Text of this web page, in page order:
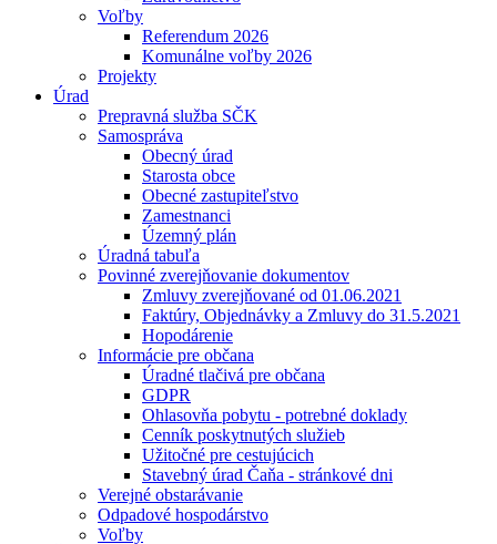
Voľby
Referendum 2026
Komunálne voľby 2026
Projekty
Úrad
Prepravná služba SČK
Samospráva
Obecný úrad
Starosta obce
Obecné zastupiteľstvo
Zamestnanci
Územný plán
Úradná tabuľa
Povinné zverejňovanie dokumentov
Zmluvy zverejňované od 01.06.2021
Faktúry, Objednávky a Zmluvy do 31.5.2021
Hopodárenie
Informácie pre občana
Úradné tlačivá pre občana
GDPR
Ohlasovňa pobytu - potrebné doklady
Cenník poskytnutých služieb
Užitočné pre cestujúcich
Stavebný úrad Čaňa - stránkové dni
Verejné obstarávanie
Odpadové hospodárstvo
Voľby